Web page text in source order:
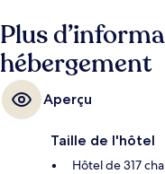
Plus
hébergement
Aperçu
Taille de l'hôtel
Hôtel de 317